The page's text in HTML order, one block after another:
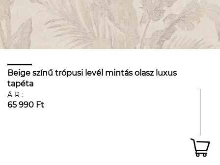
Beige színű trópusi levél mintás olasz luxus
tapéta
ÁR:
65 990 Ft